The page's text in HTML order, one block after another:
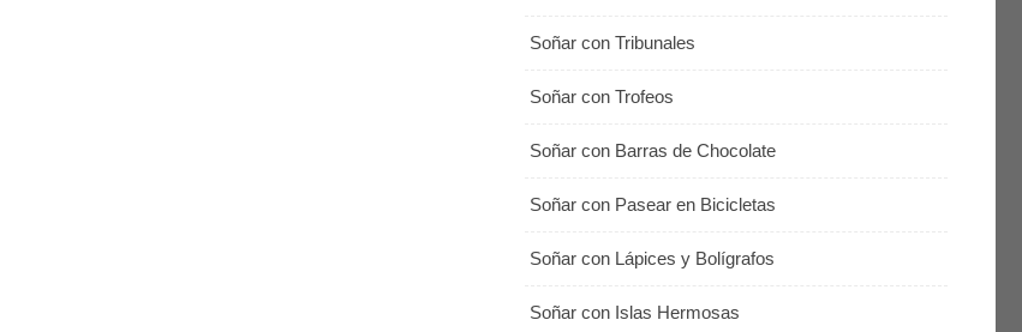
Soñar con Tribunales
Soñar con Trofeos
Soñar con Barras de Chocolate
Soñar con Pasear en Bicicletas
Soñar con Lápices y Bolígrafos
Soñar con Islas Hermosas